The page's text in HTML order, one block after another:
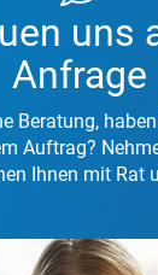
uns
Anfrage
Beratung,
Auftrag?
Ihnen mit Rat